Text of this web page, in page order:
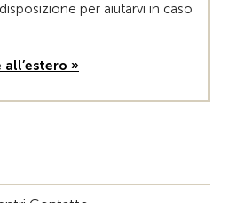
per aiutarvi in caso
»